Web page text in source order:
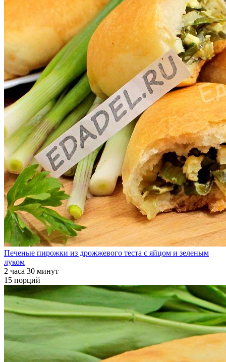
Печеные пирожки из дрожжевого теста с яйцом и зеленым
луком
2 часа 30 минут
15 порций